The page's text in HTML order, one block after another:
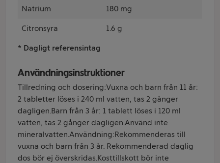
Natrium 180 mg
Citronsyra 1.6 g
* Dagligt referensintag
Användningsinstruktioner
Tillredning och dosering:Vuxna och barn från 11 år:
2 tabletter löses i 240 ml vatten, tas 2 gånger
dagligen.Barn från 3 år: 1 tablett löses i 120 ml
vatten, tas 2 gånger dagligen.Använd inte
mineralvatten.Användning:Rekommenderas till
vuxna och barn från 3 år. Rekommenderad daglig
dos bör ej överskridas.Kosttillskott bör inte